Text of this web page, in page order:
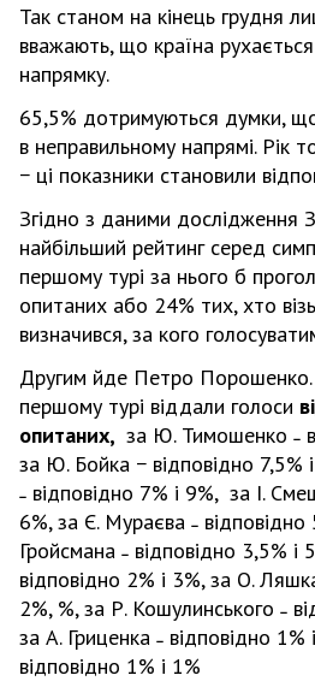
Так станом на кінець грудня
вважають, що країна
напрямку.
65,5% дотримуються думки,
в неправильному напрямі. Рік
− ці показники становили
Згідно з даними дослідження
найбільший рейтинг серед
першому турі за нього б
опитаних або 24% тих, хто
визначився, за кого
Другим йде Петро Порошенко.
першому турі віддали голоси
опитаних, за Ю. Тимошенко ˗
за Ю. Бойка − відповідно 7,5%
˗ відповідно 7% і 9%, за І.
6%, за Є. Мураєва ˗
Гройсмана ˗ відповідно 3,5% і
відповідно 2% і 3%, за О.
2%, %, за Р. Кошулинського ˗
за А. Гриценка ˗ відповідно 1%
відповідно 1% і 1%